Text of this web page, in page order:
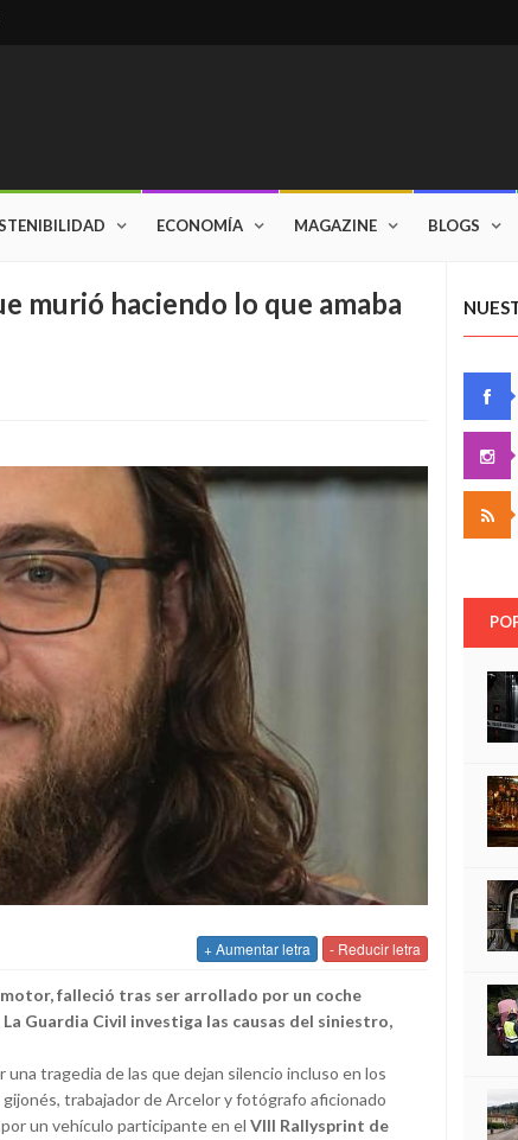
ECONOMÍA MAGAZINE BLOGS
murió haciendo lo que amaba
+ Aumentar letra - Reducir letra
falleció tras ser arrollado por un coche
Guardia Civil investiga las causas del siniestro,
tragedia de las que dejan silencio incluso en los
gijonés, trabajador de Arcelor y fotógrafo aficionado
un vehículo participante en el VIII Rallysprint de